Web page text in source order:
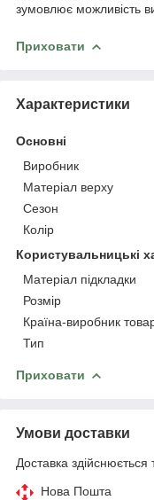
зумовлює можливість
Приховати
Характеристики
Основні
Виробник
Матеріал верху
Сезон
Колір
Користувальницькі
Матеріал підкладки
Розмір
Країна-виробник
Тип
Приховати
Умови доставки
Доставка здійснюється
Нова Пошта